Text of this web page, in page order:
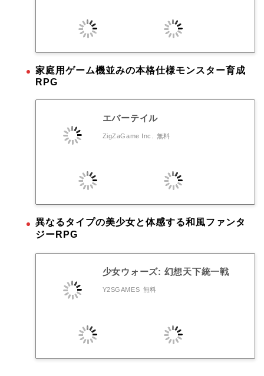
家庭用ゲーム機並みの本格仕様モンスター育成
RPG
エバーテイル
ZigZaGame Inc. 無料
異なるタイプの美少女と体感する和風ファンタ
ジーRPG
少女ウォーズ: 幻想天下統一戦
Y2SGAMES 無料